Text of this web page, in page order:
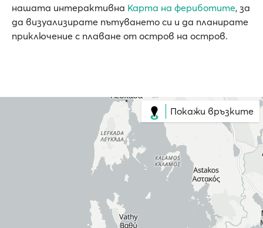
нашата интерактивна Карта на фериботите, за
да визуализирате пътуването си и да планирате
приключение с плаване от остров на остров.
Покажи връзките